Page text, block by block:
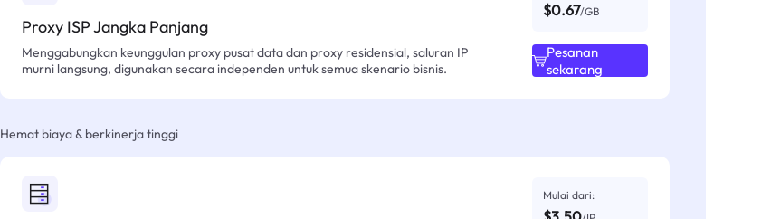
Proxy ISP Jangka Panjang
Menggabungkan keunggulan proxy pusat data dan proxy residensial, saluran IP
murni langsung, digunakan secara independen untuk semua skenario bisnis.
$0.67/GB
Pesanan
sekarang
Hemat biaya & berkinerja tinggi
Mulai dari: